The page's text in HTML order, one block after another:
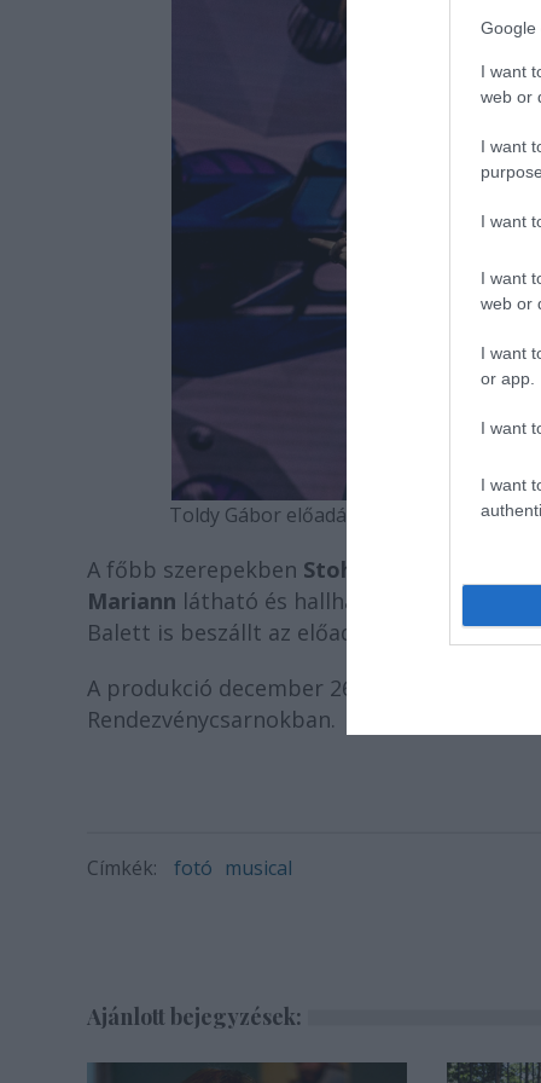
Google
I want
web or
I want
I want
I want
web or
I want
or app.
I want
I want
Toldy Gábor előadásfotói a képre
A főbb szerepekben Stohl András
Mariann látható és hallható. Az előadást
Balett is beszállt az előadás szereplői közé.
A produkció december 26. és 30. között
Rendezvénycsarnokban.
Címkék: fotó musical
Ajánlott bejegyzések: